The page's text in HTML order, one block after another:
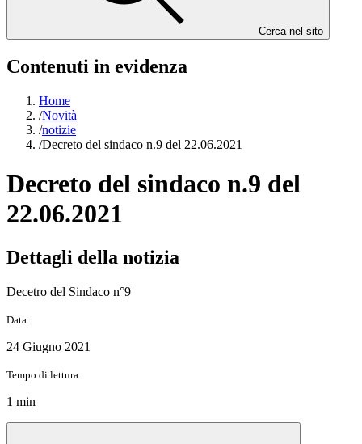
Cerca nel sito
Contenuti in evidenza
Home
/Novità
/notizie
/Decreto del sindaco n.9 del 22.06.2021
Decreto del sindaco n.9 del
22.06.2021
Dettagli della notizia
Decetro del Sindaco n°9
Data:
24 Giugno 2021
Tempo di lettura:
1 min